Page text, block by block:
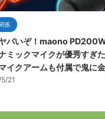
係
バいぞ！maono
ミックマイクが優秀すぎ
イクアームも付属で鬼に
21